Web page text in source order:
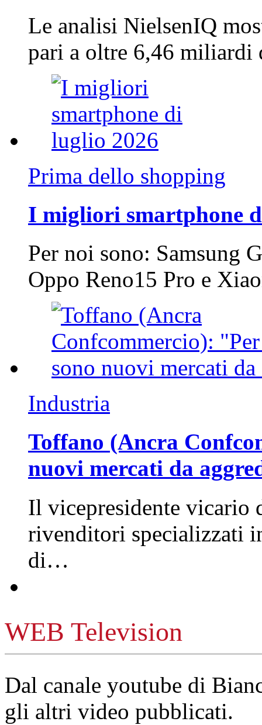
Le analisi NielsenIQ
pari a oltre 6,46
Prima dello shopping
I migliori smartphone
Per noi sono: Samsung
Oppo Reno15 Pro e
Industria
Toffano (Ancra
nuovi mercati da
Il vicepresidente vicario
rivenditori specializzati
di…
WEB Television
Dal canale youtube di
gli altri video pubblicati.